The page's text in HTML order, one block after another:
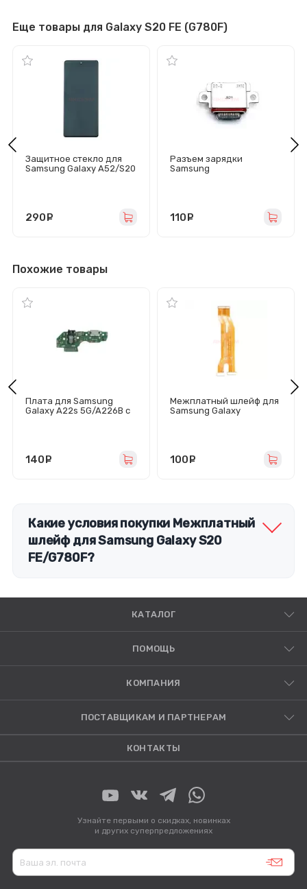
Еще товары для Galaxy S20 FE (G780F)
Защитное стекло для
Samsung Galaxy A52/S20
290
Разъем зарядки
Samsung
110
Похожие товары
Плата для Samsung
Galaxy A22s 5G/A226B с
140
Межплатный шлейф для
Samsung Galaxy
100
Какие условия покупки Межплатный
шлейф для Samsung Galaxy S20
FE/G780F?
КАТАЛОГ
ПОМОЩЬ
КОМПАНИЯ
ПОСТАВЩИКАМ И ПАРТНЕРАМ
КОНТАКТЫ
Узнайте первыми о скидках, новинках
и других суперпредложениях